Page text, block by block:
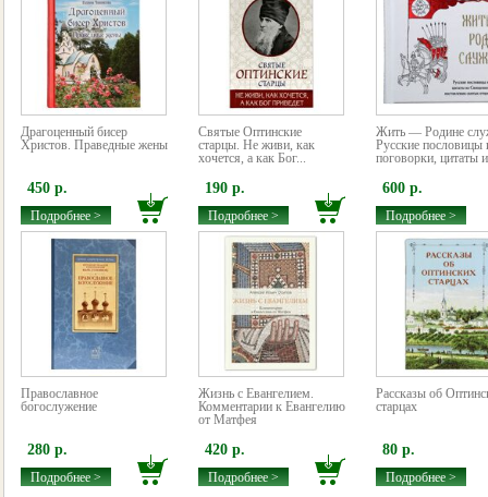
Драгоценный бисер
Христов. Праведные жены
450 р.
Подробнее >
Святые Оптинские
старцы. Не живи, как
хочется, а как Бог...
190 р.
Подробнее >
Жить — Родине
Русские пословицы
поговорки, цитаты
600 р.
Подробнее >
Православное
богослужение
280 р.
Подробнее >
Жизнь с Евангелием.
Комментарии к Евангелию
от Матфея
420 р.
Подробнее >
Рассказы об
старцах
80 р.
Подробнее >